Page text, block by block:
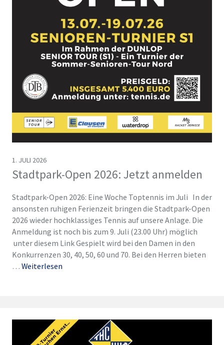
Stadtpark-Open 2026: Jetzt anmelden
1. JULI 2026
Stadtpark-Open 2026: Eine Woche Toptennis im Juli In der
ansonsten ruhigen Ferienzeit bringen die Stadtpark-Open
2026 wieder hochklassiges Tennis auf unsere Anlage. Die
Anmeldung ist noch bis zum 9. Juli (23.00 Uhr) möglich
unter diesem Link Gespielt wird bei den Damen in den
Konkurrenzen 30, 40, 50, 60 und 70. Bei den Herren bieten
… Weiterlesen